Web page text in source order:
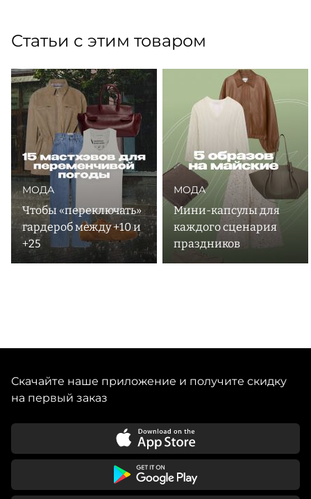
Статьи с этим товаром
МОДА
Чтобы «переключать»
гардероб между +10 и
+25
МОДА
Мини-капсулы для
каждого сценария
праздников
Скачайте наше приложение и получите скидку
на первый заказ